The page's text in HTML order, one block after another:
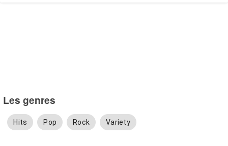
Les genres
Hits Pop Rock Variety